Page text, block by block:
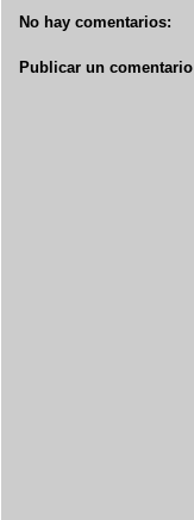
No hay comentarios:
Publicar un comentario